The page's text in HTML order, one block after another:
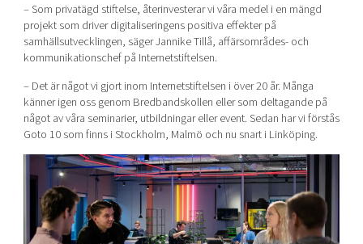
– Som privatägd stiftelse, återinvesterar vi våra medel i en mängd
projekt som driver digitaliseringens positiva effekter på
samhällsutvecklingen, säger Jannike Tillå, affärsområdes- och
kommunikationschef på Internetstiftelsen.
– Det är något vi gjort inom Internetstiftelsen i över20 år. Många
känner igen oss genom Bredbandskollen eller som deltagande på
något av våra seminarier, utbildningar eller event. Sedan har vi förstås
Goto 10 som finns i Stockholm, Malmö och nu snart i Linköping.